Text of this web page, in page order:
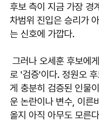
후보 측이 지금 가장 경
차범위 진입은 승리가
는 신호에 가깝다.
그러나 오세훈 후보에
로 '검증'이다. 정원오
게 충분히 검증된 인물
운 논란이나 변수, 이른
올지 아직 아무도 모른